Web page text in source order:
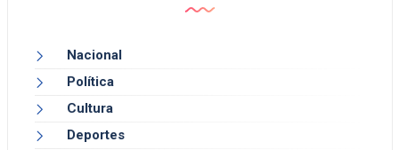
Nacional
Política
Cultura
Deportes